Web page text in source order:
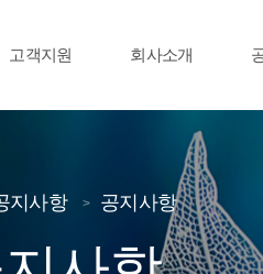
고객지원 회사소개
지사항 공지사항